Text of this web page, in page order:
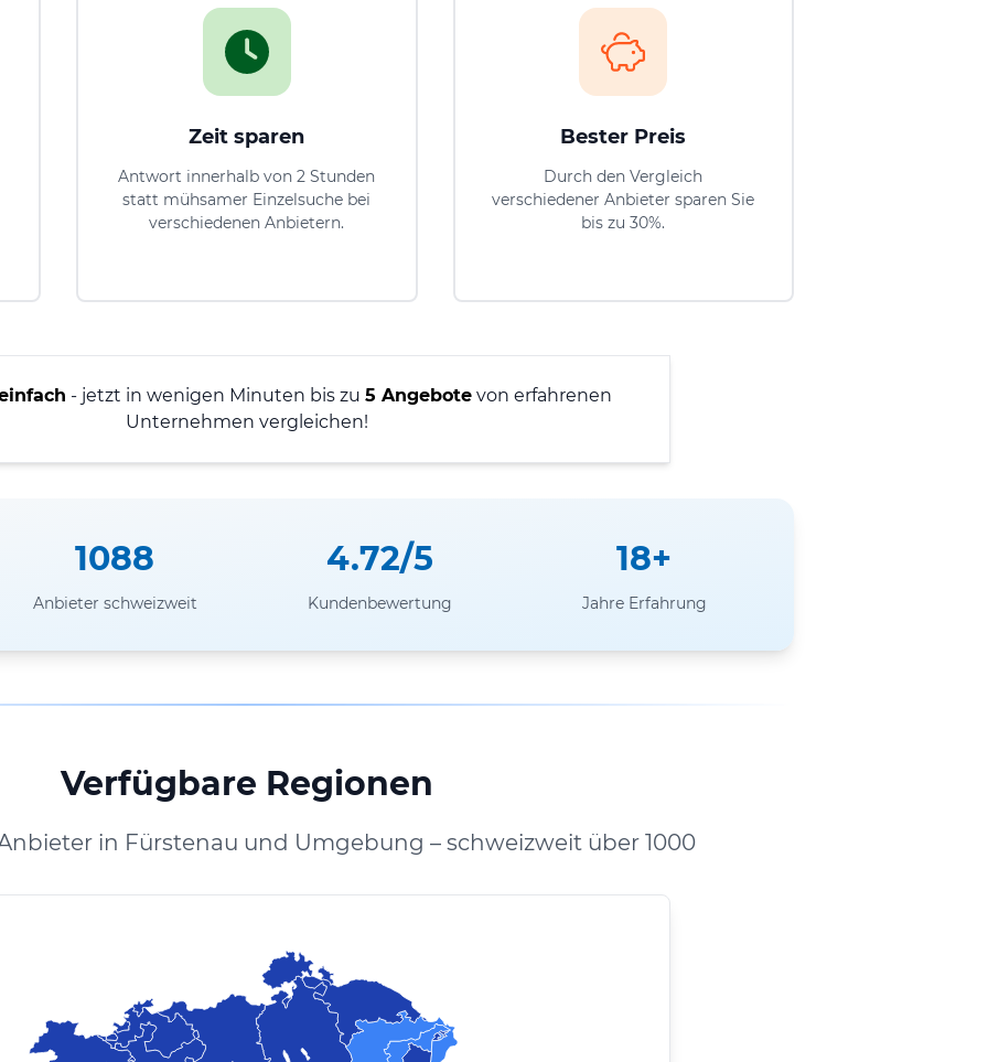
Zeit sparen
Antwort innerhalb von 2 Stunden
statt mühsamer Einzelsuche bei
verschiedenen Anbietern.
Bester Preis
Durch den Vergleich
verschiedener Anbieter sparen Sie
bis zu 30%.
- jetzt in wenigen Minuten bis zu 5 Angebotevon erfahrenen
Unternehmen vergleichen!
1088
Anbieter schweizweit
4.72/5
Kundenbewertung
18+
Jahre Erfahrung
Verfügbare Regionen
in Fürstenau und Umgebung – schweizweit über 1000